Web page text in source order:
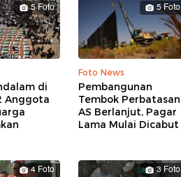
5 Foto
di
Anggota
5 Foto
Foto News
Pembangunan
Tembok Perbatasan
AS Berlanjut, Pagar
Lama Mulai Dicabut
4 Foto 3 Foto